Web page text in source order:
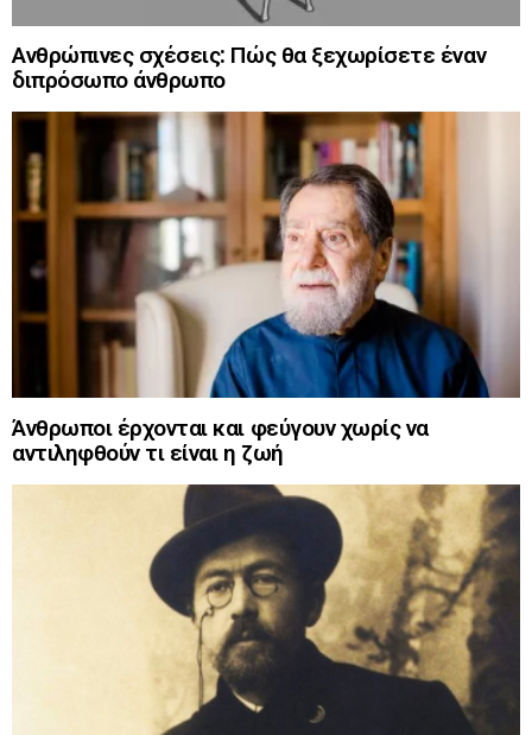
Ανθρώπινες σχέσεις: Πώς θα ξεχωρίσετε έναν
διπρόσωπο άνθρωπο
Άνθρωποι έρχονται και φεύγουν χωρίς να
αντιληφθούν τι είναι η ζωή